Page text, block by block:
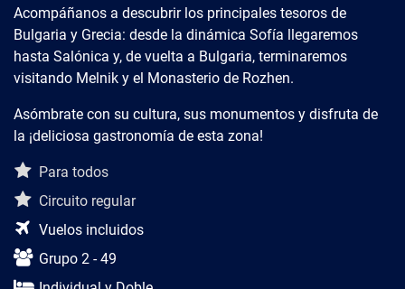
Acompáñanos a descubrir los principales tesoros de
Bulgaria y Grecia: desde la dinámica Sofía llegaremos
hasta Salónica y, de vuelta a Bulgaria, terminaremos
visitando Melnik y el Monasterio de Rozhen.
Asómbrate con su cultura, sus monumentos y disfruta de
la ¡deliciosa gastronomía de esta zona!
Descripción del viaje
Para todos
Circuito regular
Vuelos incluidos
Grupo 2 - 49